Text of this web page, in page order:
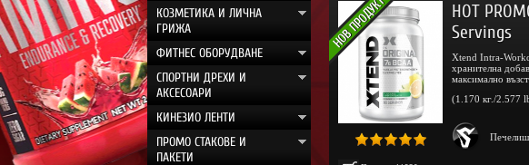
КОЗМЕТИКА И ЛИЧНА
ГРИЖА
ФИТНЕС ОБОРУДВАНЕ
СПОРТНИ ДРЕХИ И
АКСЕСОАРИ
КИНЕЗИО ЛЕНТИ
ПРОМО СТАКОВЕ И
ПАКЕТИ
HOT
Servings
Xtend Intra-
хранителна
максимално
(1.170 кг./2.577
Печелиш